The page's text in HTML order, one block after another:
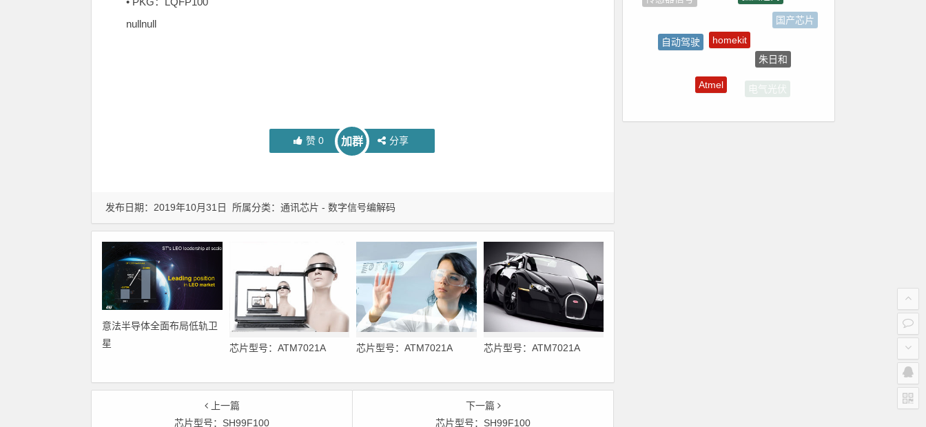
nullnull
赞0 加群 分享
发布日期：2019年10月31日 所属分类： 通讯芯片 - 数字信号编解码
意法半导体全面布局低轨卫
星
芯片型号：ATM7021A 芯片型号：ATM7021A 芯片型号：ATM7021A
上一篇
芯片型号：SH99F100
下一篇
芯片型号：SH99F100
国产芯片
电气光伏